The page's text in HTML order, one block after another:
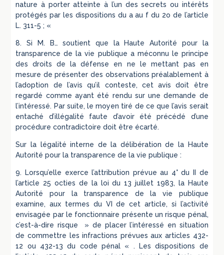
nature à porter atteinte à l’un des secrets ou intérêts
protégés par les dispositions du a au f du 2o de l’article
L. 311-5 ; «
8. Si M. B… soutient que la Haute Autorité pour la
transparence de la vie publique a méconnu le principe
des droits de la défense en ne le mettant pas en
mesure de présenter des observations préalablement à
l’adoption de l’avis qu’il conteste, cet avis doit être
regardé comme ayant été rendu sur une demande de
l’intéressé. Par suite, le moyen tiré de ce que l’avis serait
entaché d’illégalité faute d’avoir été précédé d’une
procédure contradictoire doit être écarté.
Sur la légalité interne de la délibération de la Haute
Autorité pour la transparence de la vie publique :
9. Lorsqu’elle exerce l’attribution prévue au 4° du II de
l’article 25 octies de la loi du 13 juillet 1983, la Haute
Autorité pour la transparence de la vie publique
examine, aux termes du VI de cet article, si l’activité
envisagée par le fonctionnaire présente un risque pénal,
c’est-à-dire risque » de placer l’intéressé en situation
de commettre les infractions prévues aux articles 432-
12 ou 432-13 du code pénal « . Les dispositions de